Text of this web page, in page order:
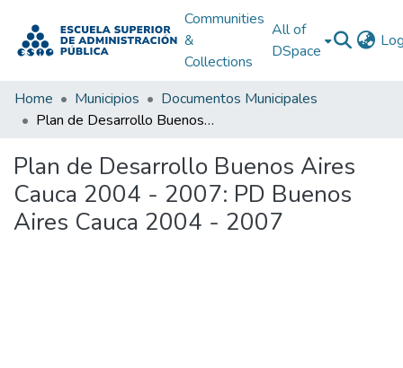
Communities
&
Collections
All of
DSpace
Home Municipios
Documentos Municipales
Plan de Desarrollo Buenos Aires Cauca 2004 - 2007: PD Buenos Aires Cauca 2004 - 2007
Plan de Desarrollo Buenos Aires
Cauca 2004 - 2007: PD Buenos
Aires Cauca 2004 - 2007